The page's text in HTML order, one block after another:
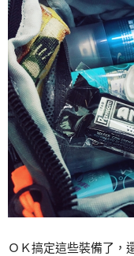
ＯＫ搞定這些裝備了